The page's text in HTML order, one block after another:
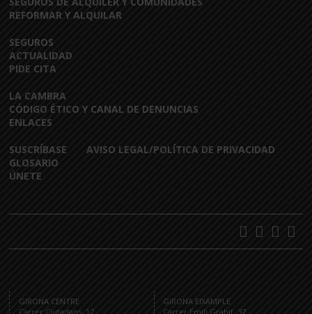
REFORMAR Y ALQUILAR
SEGUROS
ACTUALIDAD
PIDE CITA
LA CAMBRA
CÓDIGO ÉTICO Y CANAL DE DENUNCIAS
ENLACES
SUSCRÍBASE
GLOSARIO
ÚNETE
AVISO LEGAL/POLÍTICA DE PRIVACIDAD
GIRONA CENTRE
Carrer Ciutadans, 12
GIRONA EIXAMPLE
Carrer Emili Grahit, 37